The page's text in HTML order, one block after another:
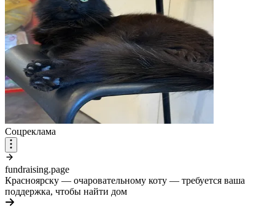
Соцреклама
fundraising.page
Красноярску — очаровательному коту — требуется ваша
поддержка, чтобы найти дом